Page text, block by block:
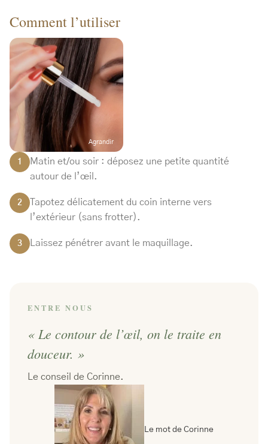
Comment l’utiliser
Agrandir
1
Matin et/ou soir : déposez une petite quantité
autour de l’œil.
2
Tapotez délicatement du coin interne vers
l’extérieur (sans frotter).
3 Laissez pénétrer avant le maquillage.
ENTRE NOUS
« Le contour de l’œil, on le traite en
douceur. »
Le conseil de Corinne.
Le mot de Corinne